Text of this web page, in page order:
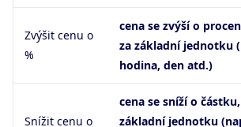
Zvýšit cenu o
%
cena se zvýší o
za základní jednotku
hodina, den atd.)
Snížit cenu o
cena se sníží o
základní jednotku